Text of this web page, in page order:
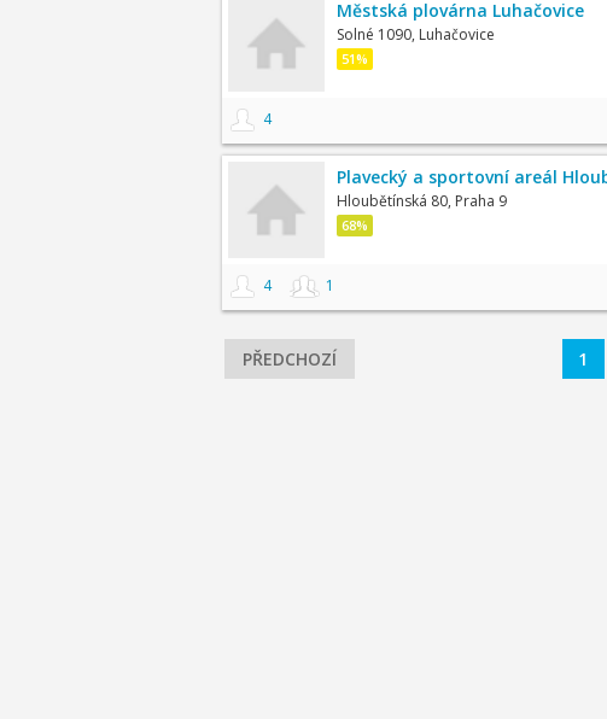
Městská plovárna Luhačovice
Solné 1090, Luhačovice
51%
4
Plavecký a sportovní areál
Hloubětínská 80, Praha 9
68%
4 1
PŘEDCHOZÍ 1